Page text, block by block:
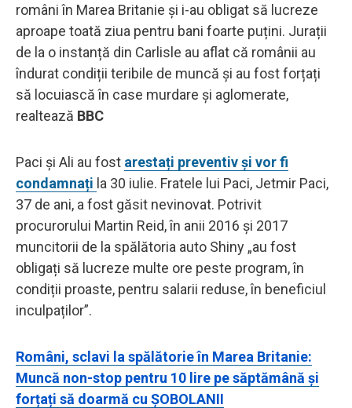
români în Marea Britanie și i-au obligat să lucreze
aproape toată ziua pentru bani foarte puțini. Jurații
de la o instanță din Carlisle au aflat că românii au
îndurat condiții teribile de muncă și au fost forțați
să locuiască în case murdare și aglomerate,
realtează BBC
Paci și Ali au fost arestați preventiv și vor fi
condamnați la 30 iulie. Fratele lui Paci, Jetmir Paci,
37 de ani, a fost găsit nevinovat. Potrivit
procurorului Martin Reid, în anii 2016 și 2017
muncitorii de la spălătoria auto Shiny „au fost
obligați să lucreze multe ore peste program, în
condiții proaste, pentru salarii reduse, în beneficiul
inculpaților”.
Români, sclavi la spălătorie în Marea Britanie:
Muncă non-stop pentru 10 lire pe săptămână și
forțați să doarmă cu ȘOBOLANII